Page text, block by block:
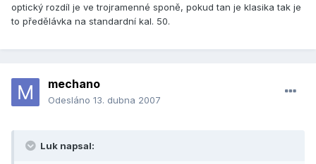
optický rozdíl je ve trojramenné sponě, pokud tan je klasika tak je
to předělávka na standardní kal. 50.
mechano
Odesláno 13. dubna 2007
Luk napsal: